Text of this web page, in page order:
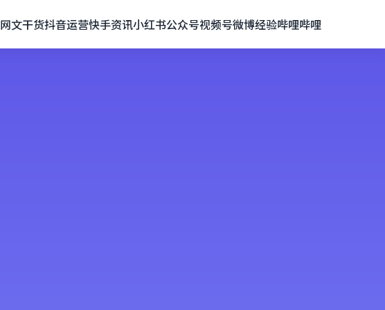
网文干货抖音运营快手资讯小红书公众号视频号微博经验哔哩哔哩